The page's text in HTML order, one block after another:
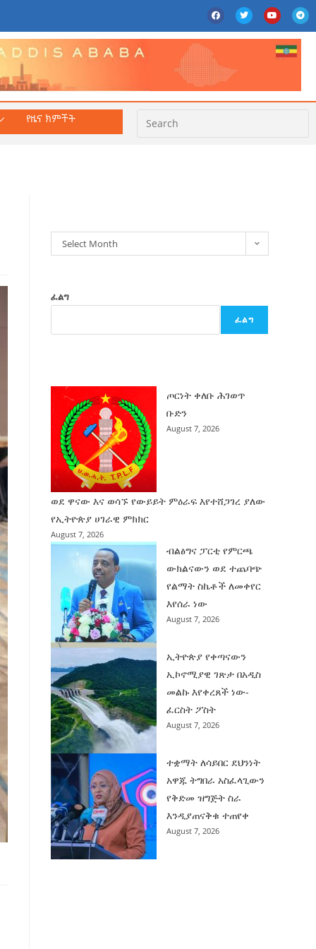
የዜና ክምችት
Select Month
ፈልግ
ፈልግ
ጦርነት ቀለቡ ሕገወጥ
ቡድን
August 7, 2026
ወደ ዋናው እና ወሳኙ የውይይት ምዕራፍ እየተሸጋገረ ያለው
የኢትዮጵያ ሀገራዊ ምክክር
August 7, 2026
ብልፅግና ፓርቲ የምርጫ
ውክልናውን ወደ ተጨባጭ
የልማት ስኬቶች ለመቀየር
እየሰራ ነው
August 7, 2026
ኢትዮጵያ የቀጣናውን
ኢኮኖሚያዊ ገጽታ በአዲስ
መልኩ እየቀረጸች ነው-
ፈርስት ፖስት
August 7, 2026
ተቋማት ለሳይበር ደህንነት
አዋጁ ትግበራ አስፈላጊውን
የቅድመ ዝግጅት ስራ
እንዲያጠናቅቁ ተጠየቀ
August 7, 2026